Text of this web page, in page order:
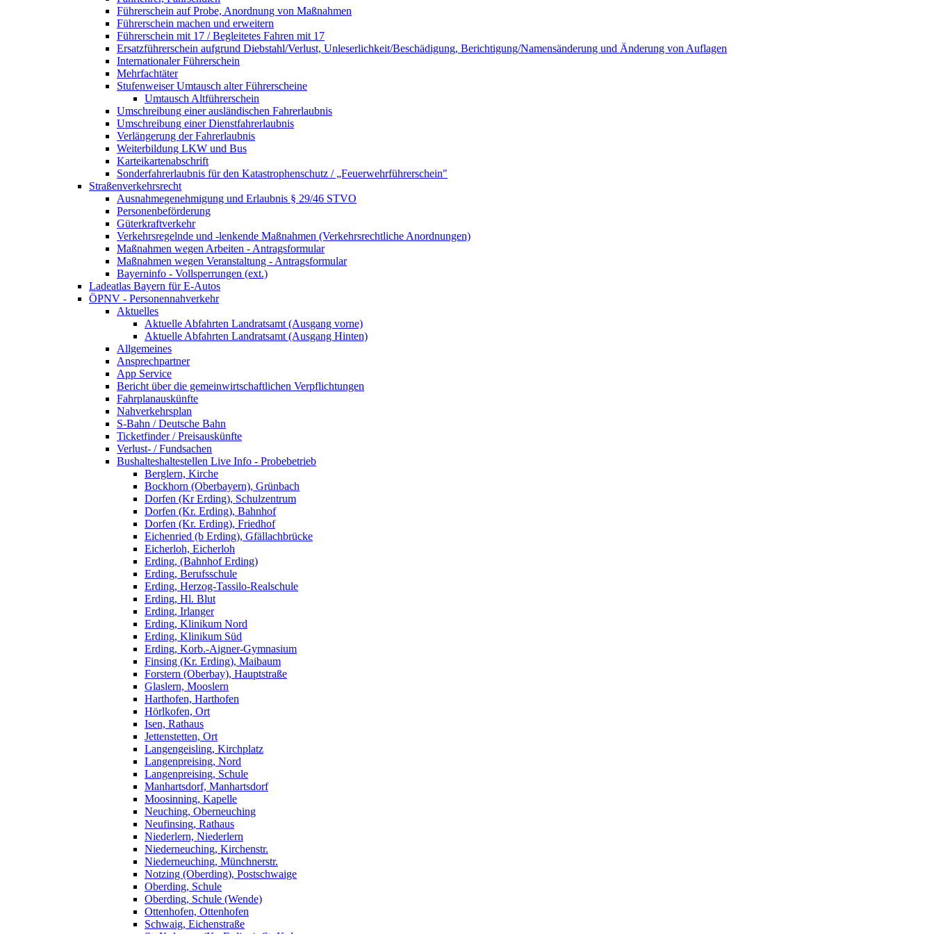
Führerschein auf Probe, Anordnung von Maßnahmen
Führerschein machen und erweitern
Führerschein mit 17 / Begleitetes Fahren mit 17
Ersatzführerschein aufgrund Diebstahl/Verlust, Unleserlichkeit/Beschädigung, Berichtigung/Namensänderung und Änderung von Auflagen
Internationaler Führerschein
Mehrfachtäter
Stufenweiser Umtausch alter Führerscheine
Umtausch Altführerschein
Umschreibung einer ausländischen Fahrerlaubnis
Umschreibung einer Dienstfahrerlaubnis
Verlängerung der Fahrerlaubnis
Weiterbildung LKW und Bus
Karteikartenabschrift
Sonderfahrerlaubnis für den Katastrophenschutz / „Feuerwehrführerschein"
Straßenverkehrsrecht
Ausnahmegenehmigung und Erlaubnis § 29/46 STVO
Personenbeförderung
Güterkraftverkehr
Verkehrsregelnde und -lenkende Maßnahmen (Verkehrsrechtliche Anordnungen)
Maßnahmen wegen Arbeiten - Antragsformular
Maßnahmen wegen Veranstaltung - Antragsformular
Bayerninfo - Vollsperrungen (ext.)
Ladeatlas Bayern für E-Autos
ÖPNV - Personennahverkehr
Aktuelles
Aktuelle Abfahrten Landratsamt (Ausgang vorne)
Aktuelle Abfahrten Landratsamt (Ausgang Hinten)
Allgemeines
Ansprechpartner
App Service
Bericht über die gemeinwirtschaftlichen Verpflichtungen
Fahrplanauskünfte
Nahverkehrsplan
S-Bahn / Deutsche Bahn
Ticketfinder / Preisauskünfte
Verlust- / Fundsachen
Bushalteshaltestellen Live Info - Probebetrieb
Berglern, Kirche
Bockhorn (Oberbayern), Grünbach
Dorfen (Kr Erding), Schulzentrum
Dorfen (Kr. Erding), Bahnhof
Dorfen (Kr. Erding), Friedhof
Eichenried (b Erding), Gfällachbrücke
Eicherloh, Eicherloh
Erding, (Bahnhof Erding)
Erding, Berufsschule
Erding, Herzog-Tassilo-Realschule
Erding, Hl. Blut
Erding, Irlanger
Erding, Klinikum Nord
Erding, Klinikum Süd
Erding, Korb.-Aigner-Gymnasium
Finsing (Kr. Erding), Maibaum
Forstern (Oberbay), Hauptstraße
Glaslern, Mooslern
Harthofen, Harthofen
Hörlkofen, Ort
Isen, Rathaus
Jettenstetten, Ort
Langengeisling, Kirchplatz
Langenpreising, Nord
Langenpreising, Schule
Manhartsdorf, Manhartsdorf
Moosinning, Kapelle
Neuching, Oberneuching
Neufinsing, Rathaus
Niederlern, Niederlern
Niederneuching, Kirchenstr.
Niederneuching, Münchnerstr.
Notzing (Oberding), Postschwaige
Oberding, Schule
Oberding, Schule (Wende)
Ottenhofen, Ottenhofen
Schwaig, Eichenstraße